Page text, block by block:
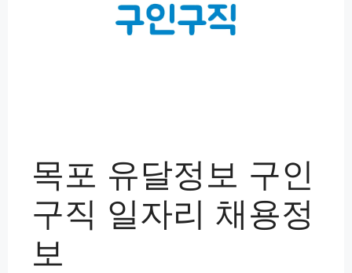
목포 유달정보 구인
구직 일자리 채용정
보